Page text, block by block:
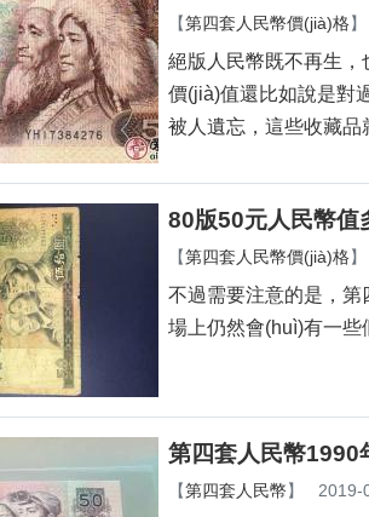
【第四套人民幣價(jià)格】
絕版人民幣既不再生
價(jià)值還比如說是對
被人遺忘，這些收藏
80版50元人民幣值
【第四套人民幣價(jià)格】
不過需要注意的是，
場上仍然會(huì)有一些
第四套人民幣1990
【第四套人民幣】 2019-